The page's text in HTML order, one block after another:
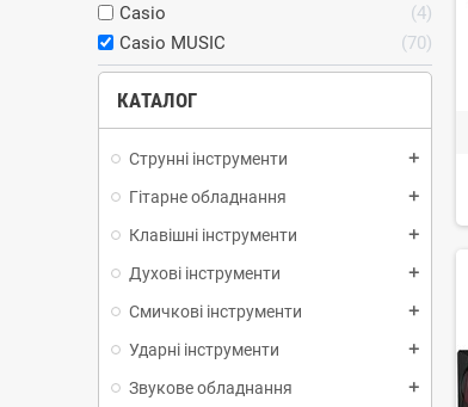
Casio
4
Casio MUSIC
70
КАТАЛОГ
Струнні інструменти add
Гітарне обладнання add
Клавішні інструменти add
Духові інструменти add
Смичкові інструменти add
Ударні інструменти add
Звукове обладнання add